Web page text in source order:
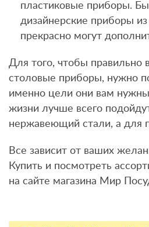
пластиковые приборы.
дизайнерские приборы
прекрасно могут
Для того, чтобы правильно
столовые приборы, нужно
именно цели они вам
жизни лучше всего
нержавеющий стали, а для
Все зависит от ваших
Купить и посмотреть
на сайте магазина Мир